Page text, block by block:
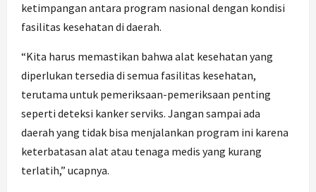
ketimpangan antara program nasional dengan kondisi
fasilitas kesehatan di daerah.
“Kita harus memastikan bahwa alat kesehatan yang
diperlukan tersedia di semua fasilitas kesehatan,
terutama untuk pemeriksaan-pemeriksaan penting
seperti deteksi kanker serviks. Jangan sampai ada
daerah yang tidak bisa menjalankan program ini karena
keterbatasan alat atau tenaga medis yang kurang
terlatih,” ucapnya.